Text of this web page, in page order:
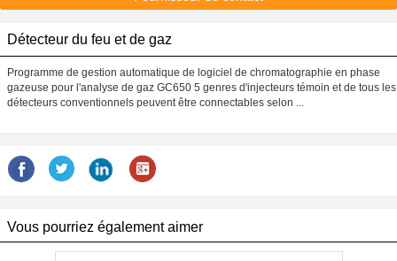
Détecteur du feu et de gaz
Programme de gestion automatique de logiciel de chromatographie en phase
gazeuse pour l'analyse de gaz GC650 5 genres d'injecteurs témoin et de tous les
détecteurs conventionnels peuvent être connectables selon ...
Vous pourriez également aimer